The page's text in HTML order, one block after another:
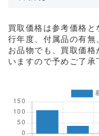
買取価格は参考価格
行年度、付属品の有
お品物でも、買取価
いますので予めご了承